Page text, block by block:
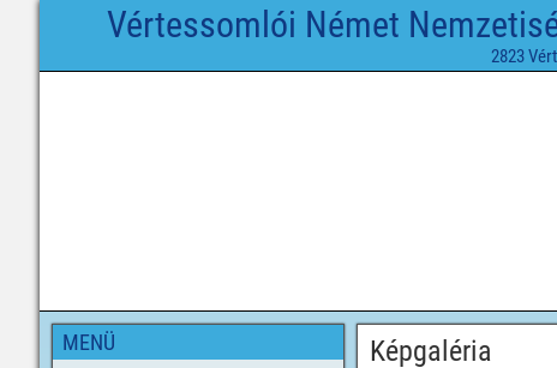
Vértessomlói Német
2823
Képgaléria
MENÜ